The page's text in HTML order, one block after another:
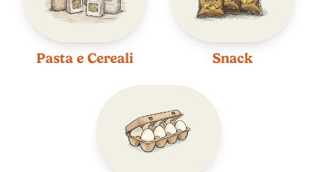
Pasta e Cereali Snack